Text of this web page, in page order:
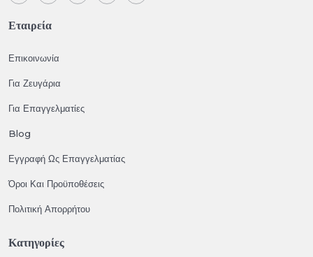
Εταιρεία
Επικοινωνία
Για Ζευγάρια
Για Επαγγελματίες
Blog
Εγγραφή Ως Επαγγελματίας
Όροι Και Προϋποθέσεις
Πολιτική Απορρήτου
Κατηγορίες